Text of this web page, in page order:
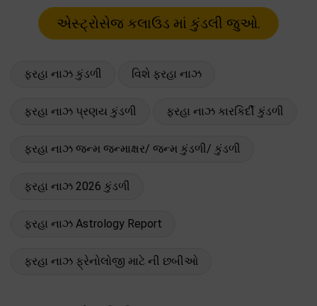
ફરહા નાઝ કુંડળી વિશે ફરહા નાઝ
ફરહા નાઝ પ્રણય કુંડળી ફરહા નાઝ કારકિર્દી કુંડળી
ફરહા નાઝ જન્મ જન્માક્ષર/ જન્મ કુંડળી/ કુંડળી
ફરહા નાઝ 2026 કુંડળી
ફરહા નાઝ Astrology Report
ફરહા નાઝ ફ્રેનોલોજી માટે ની છબીઓ